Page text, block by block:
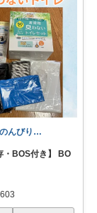
のん🌸のんびり生活✨
・BOS付き】 BO
603